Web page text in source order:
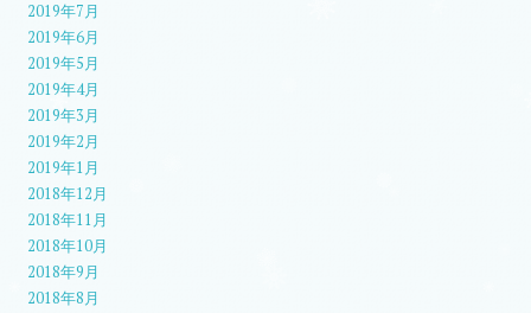
2019年7月
2019年6月
2019年5月
2019年4月
2019年3月
2019年2月
2019年1月
2018年12月
2018年11月
2018年10月
2018年9月
2018年8月